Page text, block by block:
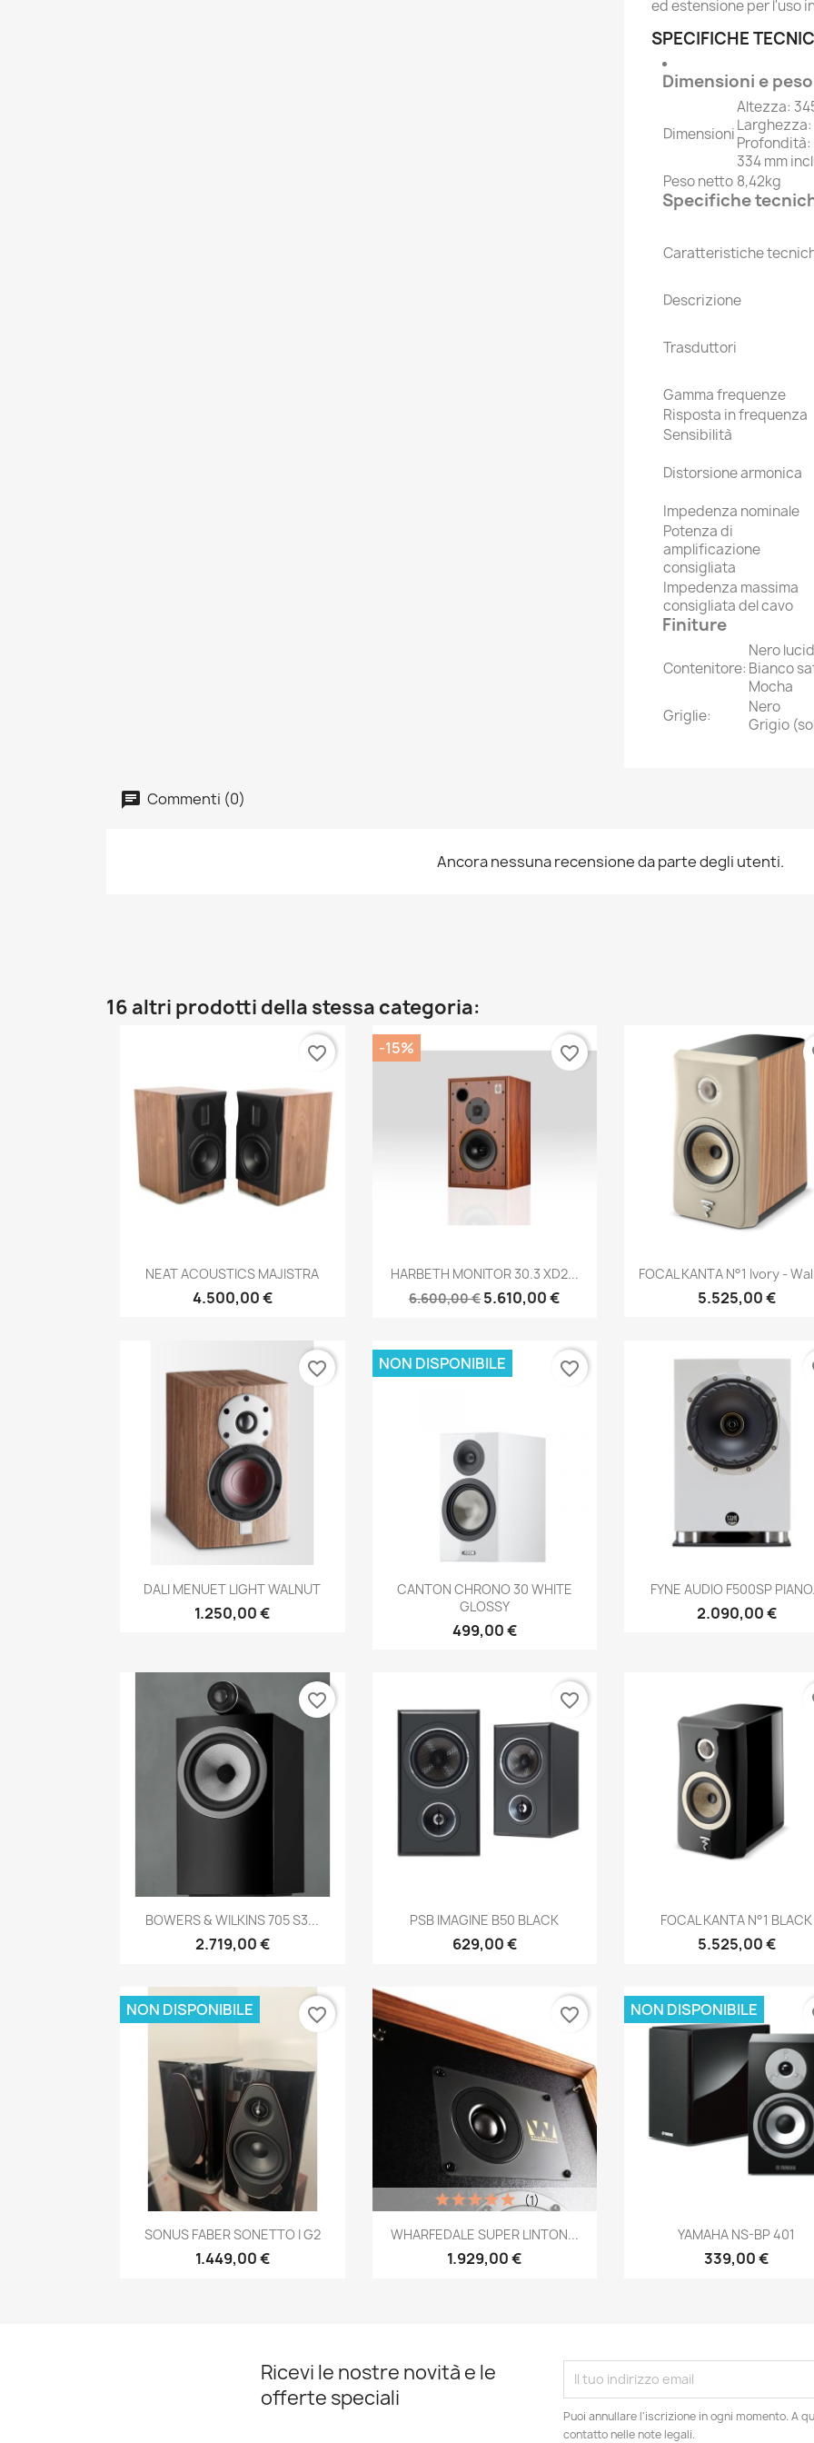
ed estensione per l'uso
SPECIFICHE
Dimensioni e peso
Dimensioni
Altezza:
Larghezza:
Profondità:
334 mm
Peso netto 8,42kg
Specifiche
Caratteristiche
Descrizione
Trasduttori
Gamma frequenze
Risposta in frequenza
Sensibilità
Distorsione armonica
Impedenza nominale
Potenza di
amplificazione
consigliata
Impedenza massima
consigliata del cavo
Finiture
Contenitore:
Nero
Bianco
Mocha
Griglie:
Nero
Grigio
Commenti (0)
Ancora nessuna recensione da parte degli utenti.
16 altri prodotti della stessa categoria:
Anteprima
NEAT ACOUSTICS MAJISTRA
4.500,00 €
favorite_border
Anteprima
HARBETH MONITOR 30.3 XD2...
6.600,00 €5.610,00 €
-15% favorite_border
Anteprima
FOCAL KANTA N°1 Ivory -
5.525,00 €
 Anteprima
DALI MENUET LIGHT WALNUT
1.250,00 €
favorite_border
Anteprima
CANTON CHRONO 30 WHITE
GLOSSY
499,00 €
NON DISPONIBILE favorite_border
Anteprima
FYNE AUDIO F500SP
2.090,00 €
Anteprima
BOWERS & WILKINS 705 S3...
2.719,00 €
favorite_border
Anteprima
PSB IMAGINE B50 BLACK
629,00 €
favorite_border
Anteprima
FOCAL KANTA N°1 BLACK
5.525,00 €
Anteprima
SONUS FABER SONETTO I G2
1.449,00 €
NON DISPONIBILE favorite_border
Anteprima
WHARFEDALE SUPER LINTON...
1.929,00 €
(1)
favorite_border
Anteprima
YAMAHA NS-BP 401
339,00 €
NON DISPONIBILE
Ricevi le nostre novità e le
offerte speciali
Puoi annullare l'iscrizione in ogni momento. A
contatto nelle note legali.